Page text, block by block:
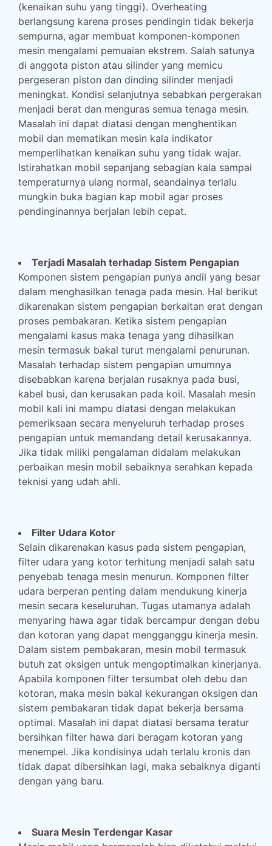
(kenaikan suhu yang tinggi). Overheating
berlangsung karena proses pendingin tidak bekerja
sempurna, agar membuat komponen-komponen
mesin mengalami pemuaian ekstrem. Salah satunya
di anggota piston atau silinder yang memicu
pergeseran piston dan dinding silinder menjadi
meningkat. Kondisi selanjutnya sebabkan pergerakan
menjadi berat dan menguras semua tenaga mesin.
Masalah ini dapat diatasi dengan menghentikan
mobil dan mematikan mesin kala indikator
memperlihatkan kenaikan suhu yang tidak wajar.
Istirahatkan mobil sepanjang sebagian kala sampai
temperaturnya ulang normal, seandainya terlalu
mungkin buka bagian kap mobil agar proses
pendinginannya berjalan lebih cepat.
Terjadi Masalah terhadap Sistem Pengapian
Komponen sistem pengapian punya andil yang besar
dalam menghasilkan tenaga pada mesin. Hal berikut
dikarenakan sistem pengapian berkaitan erat dengan
proses pembakaran. Ketika sistem pengapian
mengalami kasus maka tenaga yang dihasilkan
mesin termasuk bakal turut mengalami penurunan.
Masalah terhadap sistem pengapian umumnya
disebabkan karena berjalan rusaknya pada busi,
kabel busi, dan kerusakan pada koil. Masalah mesin
mobil kali ini mampu diatasi dengan melakukan
pemeriksaan secara menyeluruh terhadap proses
pengapian untuk memandang detail kerusakannya.
Jika tidak miliki pengalaman didalam melakukan
perbaikan mesin mobil sebaiknya serahkan kepada
teknisi yang udah ahli.
Filter Udara Kotor
Selain dikarenakan kasus pada sistem pengapian,
filter udara yang kotor terhitung menjadi salah satu
penyebab tenaga mesin menurun. Komponen filter
udara berperan penting dalam mendukung kinerja
mesin secara keseluruhan. Tugas utamanya adalah
menyaring hawa agar tidak bercampur dengan debu
dan kotoran yang dapat mengganggu kinerja mesin.
Dalam sistem pembakaran, mesin mobil termasuk
butuh zat oksigen untuk mengoptimalkan kinerjanya.
Apabila komponen filter tersumbat oleh debu dan
kotoran, maka mesin bakal kekurangan oksigen dan
sistem pembakaran tidak dapat bekerja bersama
optimal. Masalah ini dapat diatasi bersama teratur
bersihkan filter hawa dari beragam kotoran yang
menempel. Jika kondisinya udah terlalu kronis dan
tidak dapat dibersihkan lagi, maka sebaiknya diganti
dengan yang baru.
Suara Mesin Terdengar Kasar